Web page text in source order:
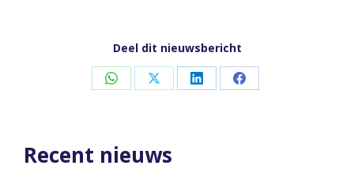
Deel dit nieuwsbericht
Share Share Share Share
Recent nieuws